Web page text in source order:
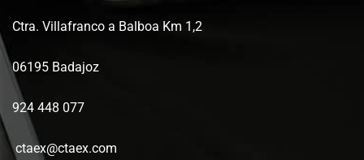
Ctra. Villafranco a Balboa Km 1,2
06195 Badajoz
924 448 077
ctaex@ctaex.com